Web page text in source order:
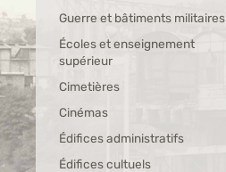
Guerre et bâtiments militaires
Écoles et enseignement
supérieur
Cimetières
Cinémas
Édifices administratifs
Édifices cultuels